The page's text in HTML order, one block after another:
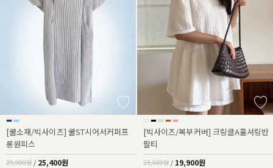
[쿨소재/빅사이즈] 쿨ST시어서커퍼프
롱원피스
29,900원 / 25,400원
[빅사이즈/복부커버] 크링클A훌셔링반
팔티
23,500원 / 19,900원